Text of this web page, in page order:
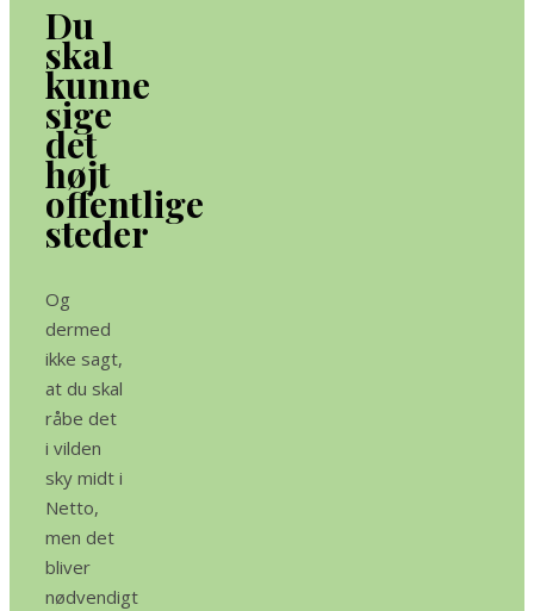
Du
skal
kunne
sige
det
højt
offentlige
steder
Og
dermed
ikke sagt,
at du skal
råbe det
i vilden
sky midt i
Netto,
men det
bliver
nødvendigt